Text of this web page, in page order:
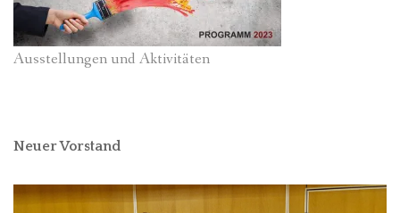
Ausstellungen und Aktivitäten
Neuer Vorstand